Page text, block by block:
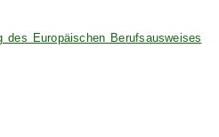
des Europäischen Berufsausweises